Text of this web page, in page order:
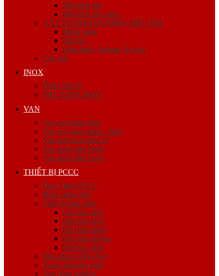
Mặt bích mù
Mặt bích gia công
VẬT TƯ KHOAN NHỒI, SIÊU ÂM
Măng sông
Nắp bịt
Kẽm buộc, bulong, ốc viss
Cóc nối
INOX
ỐNG INOX
PHỤ KIỆN INOX
VAN
Van ren Minh Hòa
Van ren Giacomini – Italy
Van mặt bích Shin Yi
Van gang hàn Quốc
Van gang Đài Loan
THIẾT BỊ PCCC
Ống Thép PCCC
Bình chữa cháy
Thiết bị báo cháy
Còi báo cháy
Đầu báo khói
Đầu báo nhiệt
Đèn báo phòng
Nút báo cháy
Đầu phun chữa cháy
Trung tâm báo cháy
Van công nghiệp